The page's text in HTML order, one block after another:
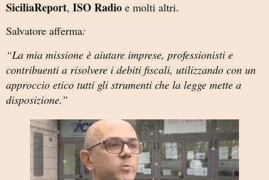
SiciliaReport, ISO Radio e molti altri.
Salvatore afferma:
“La mia missione è aiutare imprese, professionisti e
contribuenti a risolvere i debiti fiscali, utilizzando con un
approccio etico tutti gli strumenti che la legge mette a
disposizione.”